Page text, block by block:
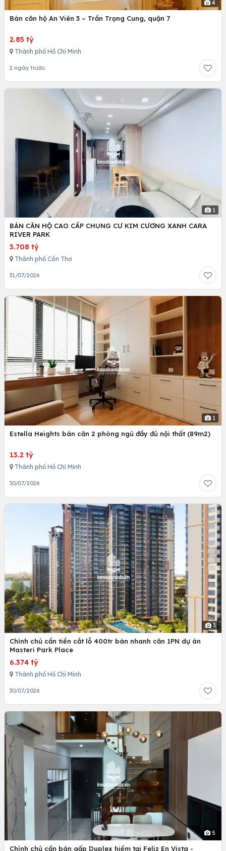
4
Bán căn hộ An Viên 3 – Trần Trọng Cung, quận 7
2.85 tỷ
Thành phố Hồ Chí Minh
2 ngày trước
1
BÁN CĂN HỘ CAO CẤP CHUNG CƯ KIM CƯƠNG XANH CARA
RIVER PARK
3.708 tỷ
Thành phố Cần Thơ
31/07/2026
1
Estella Heights bán căn 2 phòng ngủ đầy đủ nội thất (89m2)
13.2 tỷ
Thành phố Hồ Chí Minh
30/07/2026
3
Chính chủ cần tiền cắt lỗ 400tr bán nhanh căn 1PN dự án
Masteri Park Place
6.374 tỷ
Thành phố Hồ Chí Minh
30/07/2026
5
Chính chủ cần bán gấp Duplex hiếm tại Feliz En Vista -